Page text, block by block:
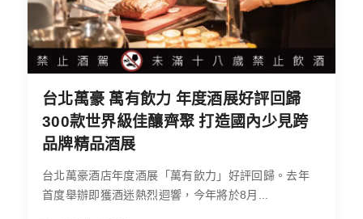
台北萬豪 萬有飲力 年度酒展好評回歸
300款世界級佳釀齊聚 打造國內少見跨
品牌精品酒展
台北萬豪酒店年度酒展「萬有飲力」好評回歸。去年
首度舉辦即獲酒迷熱烈迴響，今年將於8月...